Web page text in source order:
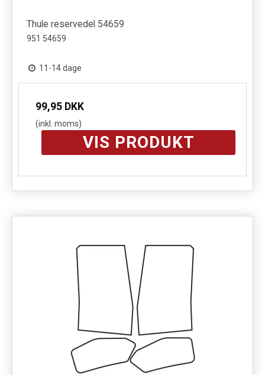
Thule reservedel 54659
951 54659
11-14 dage
99,95 DKK
(inkl. moms)
VIS PRODUKT